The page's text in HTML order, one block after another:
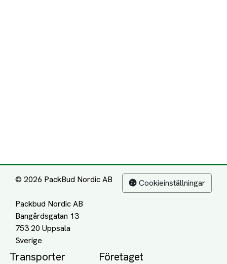
© 2026 PackBud Nordic AB
Packbud Nordic AB
Bangårdsgatan 13
753 20 Uppsala
Cookieinställningar
Transporter Företaget